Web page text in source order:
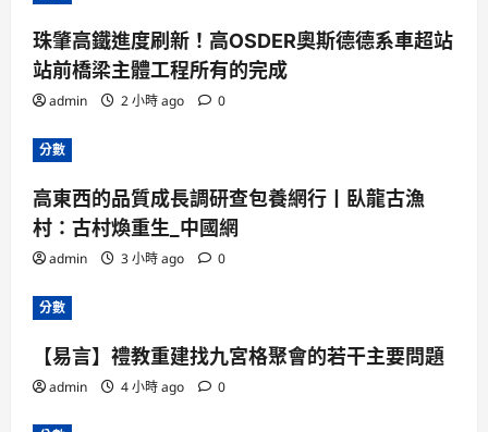
珠肇高鐵進度刷新！高OSDER奧斯德德系車超站
站前橋梁主體工程所有的完成
admin 2 小時 ago 0
分數
高東西的品質成長調研查包養網行丨臥龍古漁
村：古村煥重生_中國網
admin 3 小時 ago 0
分數
【易言】禮教重建找九宮格聚會的若干主要問題
admin 4 小時 ago 0